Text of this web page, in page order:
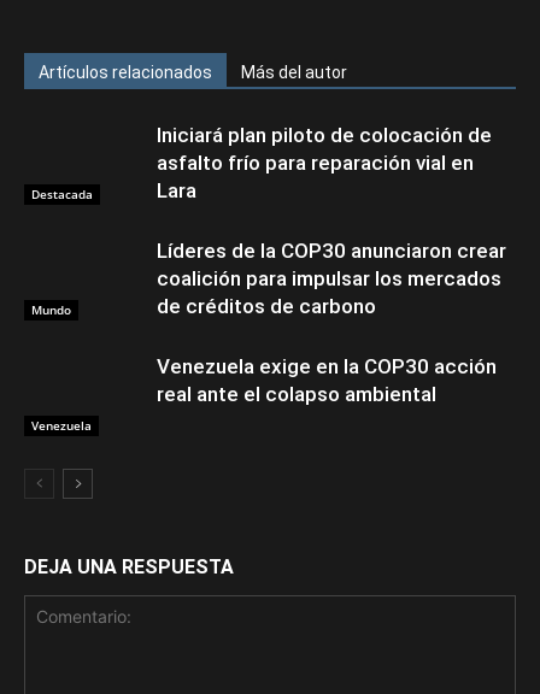
Artículos relacionados Más del autor
Destacada
Iniciará plan piloto de colocación de
asfalto frío para reparación vial en
Lara
Mundo
Líderes de la COP30 anunciaron crear
coalición para impulsar los mercados
de créditos de carbono
Venezuela
Venezuela exige en la COP30 acción
real ante el colapso ambiental
DEJA UNA RESPUESTA